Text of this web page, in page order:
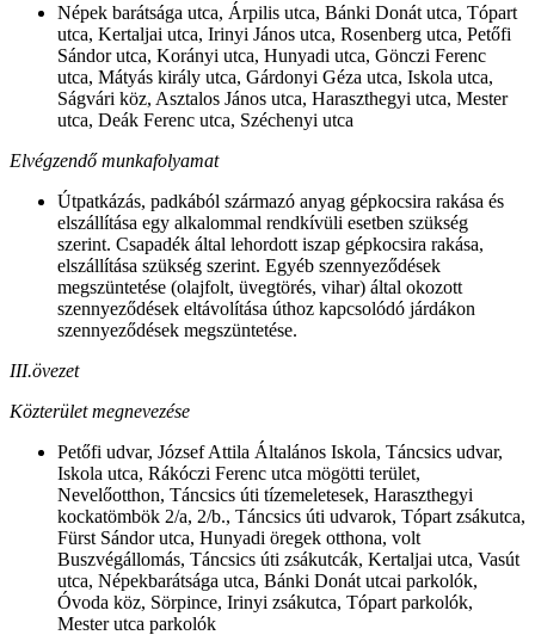
Népek barátsága utca, Árpilis utca, Bánki Donát utca, Tópart
utca, Kertaljai utca, Irinyi János utca, Rosenberg utca, Petőfi
Sándor utca, Korányi utca, Hunyadi utca, Gönczi Ferenc
utca, Mátyás király utca, Gárdonyi Géza utca, Iskola utca,
Ságvári köz, Asztalos János utca, Haraszthegyi utca, Mester
utca, Deák Ferenc utca, Széchenyi utca
Elvégzendő munkafolyamat
Útpatkázás, padkából származó anyag gépkocsira rakása és
elszállítása egy alkalommal rendkívüli esetben szükség
szerint. Csapadék által lehordott iszap gépkocsira rakása,
elszállítása szükség szerint. Egyéb szennyeződések
megszüntetése (olajfolt, üvegtörés, vihar) által okozott
szennyeződések eltávolítása úthoz kapcsolódó járdákon
szennyeződések megszüntetése.
III.övezet
Közterület megnevezése
Petőfi udvar, József Attila Általános Iskola, Táncsics udvar,
Iskola utca, Rákóczi Ferenc utca mögötti terület,
Nevelőotthon, Táncsics úti tízemeletesek, Haraszthegyi
kockatömbök 2/a, 2/b., Táncsics úti udvarok, Tópart zsákutca,
Fürst Sándor utca, Hunyadi öregek otthona, volt
Buszvégállomás, Táncsics úti zsákutcák, Kertaljai utca, Vasút
utca, Népekbarátsága utca, Bánki Donát utcai parkolók,
Óvoda köz, Sörpince, Irinyi zsákutca, Tópart parkolók,
Mester utca parkolók